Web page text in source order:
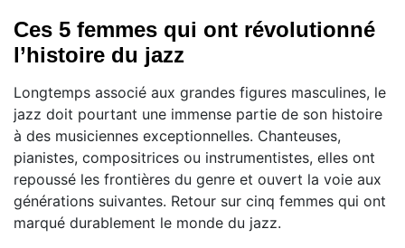
Ces 5 femmes qui ont révolutionné
l’histoire du jazz
Longtemps associé aux grandes figures masculines, le
jazz doit pourtant une immense partie de son histoire
à des musiciennes exceptionnelles. Chanteuses,
pianistes, compositrices ou instrumentistes, elles ont
repoussé les frontières du genre et ouvert la voie aux
générations suivantes. Retour sur cinq femmes qui ont
marqué durablement le monde du jazz.